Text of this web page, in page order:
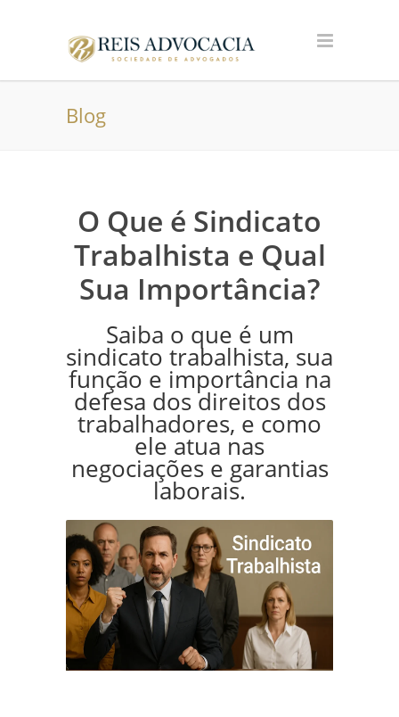
Blog
O Que é Sindicato
Trabalhista e Qual
Sua Importância?
Saiba o que é um
sindicato trabalhista, sua
função e importância na
defesa dos direitos dos
trabalhadores, e como
ele atua nas
negociações e garantias
laborais.